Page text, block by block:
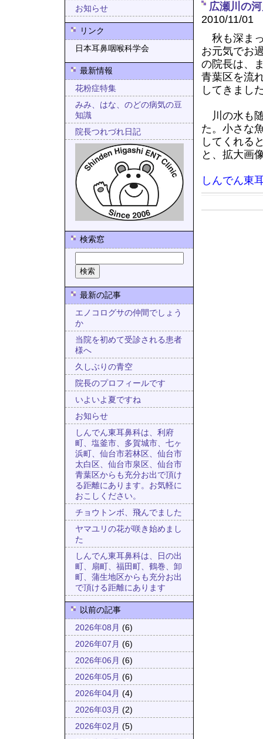
お知らせ
リンク
日本耳鼻咽喉科学会
最新情報
花粉症特集
みみ、はな、のどの病気の豆
知識
院長つれづれ日記
検索窓
最新の記事
エノコログサの仲間でしょう
か
当院を初めて受診される患者
様へ
久しぶりの青空
院長のプロフィールです
いよいよ夏ですね
お知らせ
しんでん東耳鼻科は、利府
町、塩釜市、多賀城市、七ヶ
浜町、仙台市若林区、仙台市
太白区、仙台市泉区、仙台市
青葉区からも充分お出で頂け
る距離にあります。お気軽に
おこしください。
チョウトンボ、飛んでました
ヤマユリの花が咲き始めまし
た
しんでん東耳鼻科は、日の出
町、扇町、福田町、鶴巻、卸
町、蒲生地区からも充分お出
で頂ける距離にあります
以前の記事
2026年08月 (6)
2026年07月 (6)
2026年06月 (6)
2026年05月 (6)
2026年04月 (4)
2026年03月 (2)
2026年02月 (5)
広瀬川の
2010/11/01
秋も深ま
お元気でお
の院長は、
青葉区を流
してきまし
川の水も
た。小さな
してくれる
と、拡大画
しんでん東